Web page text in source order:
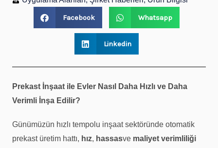
Facebook Whatsapp
Linkedin
Prekast İnşaat ile Evler Nasıl Daha Hızlı ve Daha
Verimli İnşa Edilir?
Günümüzün hızlı tempolu inşaat sektöründe otomatik
prekast üretim hattı, hız, hassasve maliyet verimliliği